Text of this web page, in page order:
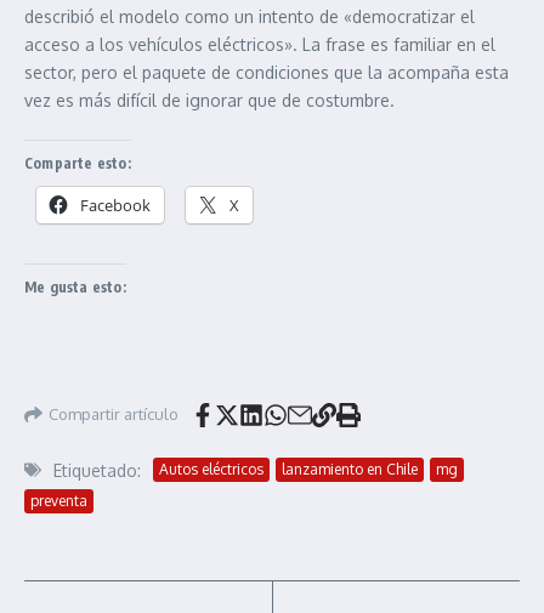
describió el modelo como un intento de «democratizar el
acceso a los vehículos eléctricos». La frase es familiar en el
sector, pero el paquete de condiciones que la acompaña esta
vez es más difícil de ignorar que de costumbre.
Comparte esto:
Facebook X
Me gusta esto:
Compartir artículo
Etiquetado: Autos eléctricos lanzamiento en Chile
mg
preventa